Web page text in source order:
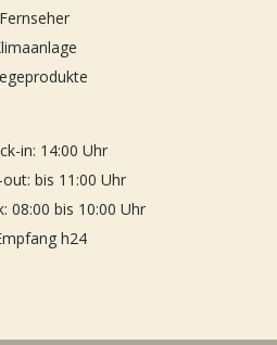
Fernseher
in: 14:00 Uhr
bis 11:00 Uhr
08:00 bis 10:00 Uhr
h24